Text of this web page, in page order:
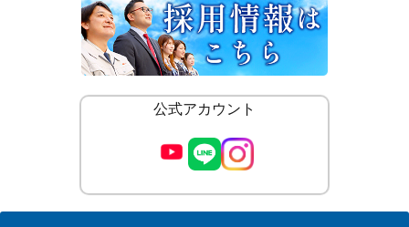
公式アカウント